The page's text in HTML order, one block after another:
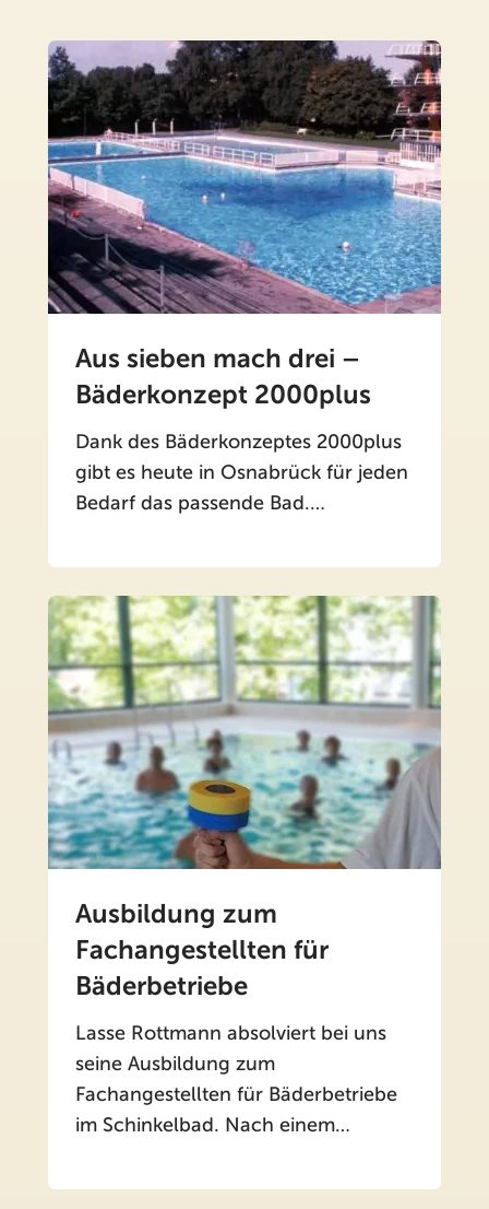
Aus sieben mach drei –
Bäderkonzept 2000plus
Dank des Bäderkonzeptes 2000plus
gibt es heute in Osnabrück für jeden
Bedarf das passende Bad.…
Ausbildung zum
Fachangestellten für
Bäderbetriebe
Lasse Rottmann absolviert bei uns
seine Ausbildung zum
Fachangestellten für Bäderbetriebe
im Schinkelbad. Nach einem…